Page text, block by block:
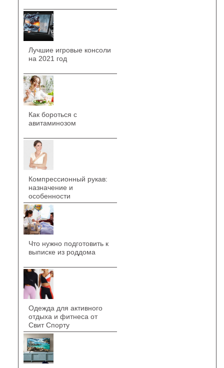
Лучшие игровые консоли
на 2021 год
Как бороться с
авитаминозом
Компрессионный рукав:
назначение и
особенности
Что нужно подготовить к
выписке из роддома
Одежда для активного
отдыха и фитнеса от
Свит Спорту